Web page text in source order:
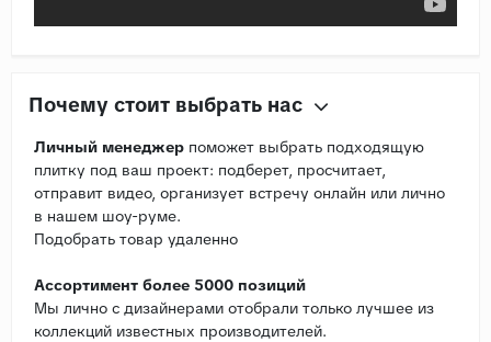
Почему стоит выбрать нас
Личный менеджер поможет выбрать подходящую
плитку под ваш проект: подберет, просчитает,
отправит видео, организует встречу онлайн или лично
в нашем шоу-руме.
Подобрать товар удаленно
Ассортимент более 5000 позиций
Мы лично с дизайнерами отобрали только лучшее из
коллекций известных производителей.